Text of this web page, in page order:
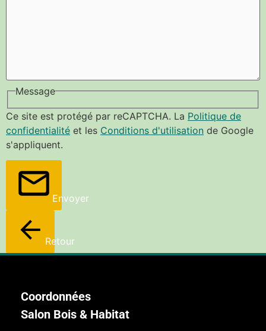
Message
Ce site est protégé par reCAPTCHA. La Politique de
confidentialité et les Conditions d'utilisation de Google
s'appliquent.
Envoyer
Retour
Coordonnées
Salon Bois & Habitat